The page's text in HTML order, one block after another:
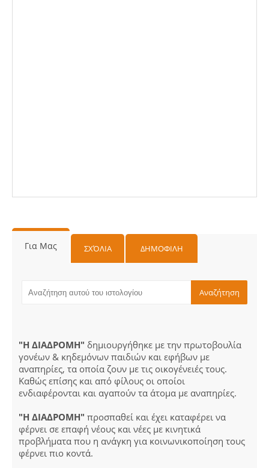
Για Μας ΣΧΌΛΙΑ ΔΗΜΟΦΙΛΗ
"Η ΔΙΑΔΡΟΜΗ" δημιουργήθηκε με την πρωτοβουλία
γονέων & κηδεμόνων παιδιών και εφήβων με
αναπηρίες, τα οποία ζουν με τις οικογένειές τους.
Καθώς επίσης και από φίλους οι οποίοι
ενδιαφέρονται και αγαπούν τα άτομα με αναπηρίες.
"Η ΔΙΑΔΡΟΜΗ" προσπαθεί και έχει καταφέρει να
φέρνει σε επαφή νέους και νέες με κινητικά
προβλήματα που η ανάγκη για κοινωνικοποίηση τους
φέρνει πιο κοντά.